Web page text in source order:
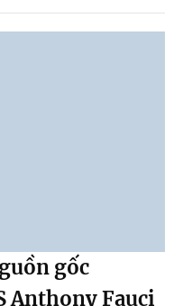
gốc
Anthony Fauci